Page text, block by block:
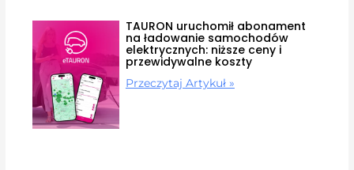
TAURON uruchomił abonament
na ładowanie samochodów
elektrycznych: niższe ceny i
przewidywalne koszty
Przeczytaj Artykuł »